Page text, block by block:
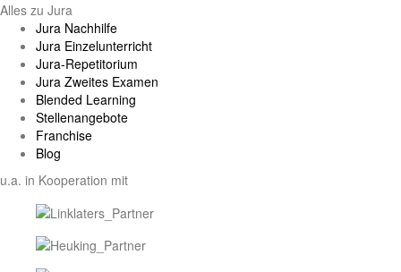
Alles zu Jura
Jura Nachhilfe
Jura Einzelunterricht
Jura-Repetitorium
Jura Zweites Examen
Blended Learning
Stellenangebote
Franchise
Blog
u.a. in Kooperation mit